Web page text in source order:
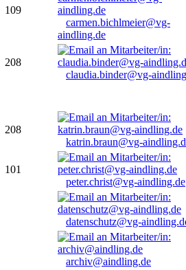
109
carmen.bichlmeier@vg-
aindling.de
208
claudia.binder@vg-
208
katrin.braun@vg-
101
peter.christ@vg-aindling.de
datenschutz@vg-
archiv@aindling.de